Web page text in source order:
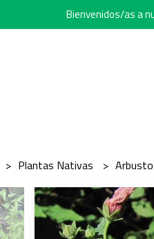
Bienvenidos/as a
Plantas Nativas